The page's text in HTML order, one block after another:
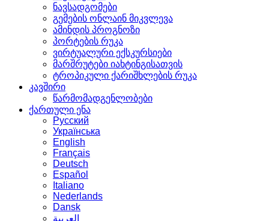
ნავსადგომები
გემების ონლაინ მიკვლევა
ამინდის პროგნოზი
პორტების რუკა
ვირტუალური ექსკურსიები
მარშრუტები იახტინგისათვის
ტროპიკული ქარიშხლების რუკა
კავშირი
წარმომადგენლობები
ქართული ენა
Русский
Українська
English
Français
Deutsch
Español
Italiano
Nederlands
Dansk
العربية